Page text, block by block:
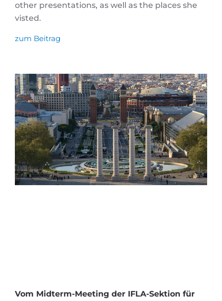
other presentations, as well as the places she
visted.
zum Beitrag
Vom Midterm-Meeting der IFLA-Sektion für